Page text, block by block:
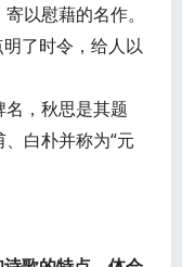
以慰藉的名作。
了时令，给人以
，秋思是其题
白朴并称为“元